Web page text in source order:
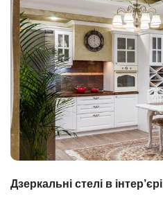
Дзеркальні стелі в інтер’єрі